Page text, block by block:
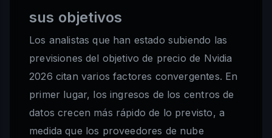
sus objetivos
Los analistas que han estado subiendo las
previsiones del objetivo de precio de Nvidia
2026 citan varios factores convergentes. En
primer lugar, los ingresos de los centros de
datos crecen más rápido de lo previsto, a
medida que los proveedores de nube